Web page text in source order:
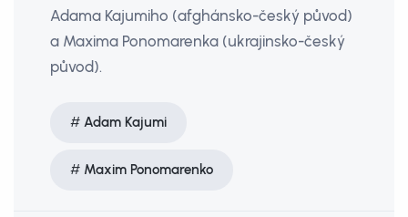
Adama Kajumiho (afghánsko-český původ)
a Maxima Ponomarenka (ukrajinsko-český
původ).
Adam Kajumi
Maxim Ponomarenko